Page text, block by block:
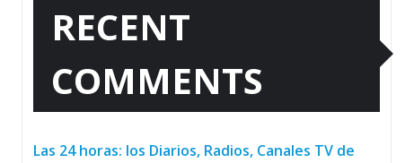
RECENT
COMMENTS
Las 24 horas: los Diarios, Radios, Canales TV de